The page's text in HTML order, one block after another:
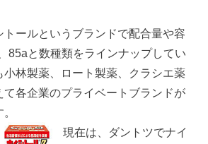
ールというブランドで配合量や容
85aと数種類をラインナップしてい
小林製薬、ロート製薬、クラシエ薬
て各企業のプライベートブランドが
現在は、ダントツでナイ